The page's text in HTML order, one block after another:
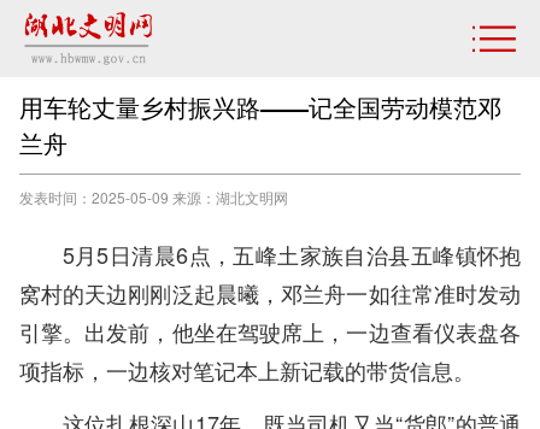
用车轮丈量乡村振兴路——记全国劳动模范邓
兰舟
发表时间：2025-05-09 来源：湖北文明网
5月5日清晨6点，五峰土家族自治县五峰镇怀抱
窝村的天边刚刚泛起晨曦，邓兰舟一如往常准时发动
引擎。出发前，他坐在驾驶席上，一边查看仪表盘各
项指标，一边核对笔记本上新记载的带货信息。